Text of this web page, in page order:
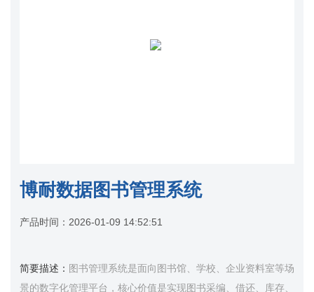
博耐数据图书管理系统
产品时间： 2026-01-09 14:52:51
简要描述： 图书管理系统是面向图书馆、学校、企业资料室等场
景的数字化管理平台，核心价值是实现图书采编、借还、库存、